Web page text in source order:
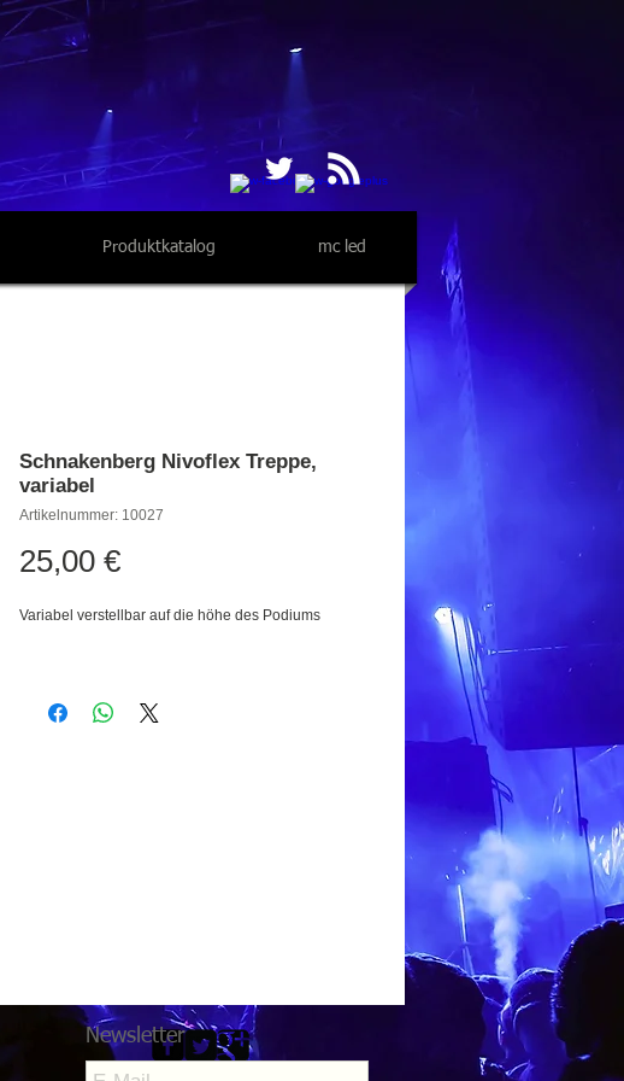
Produktkatalog mc led
Schnakenberg Nivoflex Treppe,
variabel
Artikelnummer: 10027
25,00 €Preis
Variabel verstellbar auf die höhe des Podiums
Newsletter